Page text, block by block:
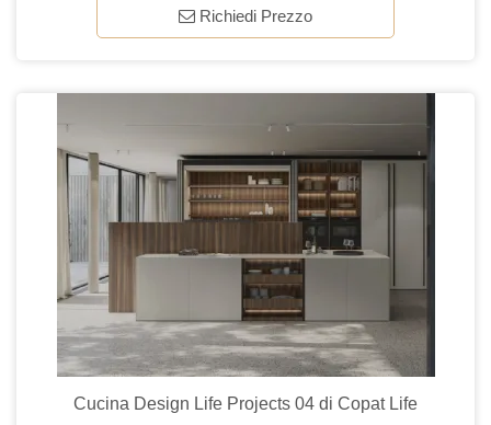
Richiedi Prezzo
Cucina Design Life Projects 04 di Copat Life